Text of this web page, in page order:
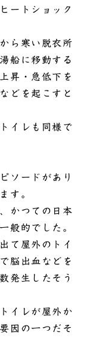
ートショック
ら寒い脱衣所
船に移動する
昇・急低下を
どを起こすと
イレも同様で
ソードがあり
す。
かつての日本
般的でした。
て屋外のトイ
脳出血などを
発生したそう
イレが屋外か
因の一つだそ